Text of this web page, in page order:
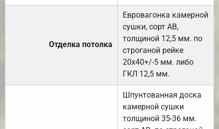
Отделка потолка
Евровагонка камерной
сушки, сорт АВ,
толщиной 12,5 мм. по
строганой рейке
20х40+/-5 мм. либо
ГКЛ 12,5 мм.
Шпунтованная доска
камерной сушки
толщиной 35-36 мм.